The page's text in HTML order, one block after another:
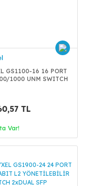
GS1100-16 16 PORT
1000 UNM SWITCH
TL
Var!